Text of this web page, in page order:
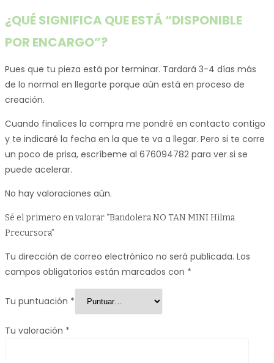
¿QUÉ SIGNIFICA QUE ESTÁ “DISPONIBLE
POR ENCARGO”?
Pues que tu pieza está por terminar. Tardará 3-4 días más
de lo normal en llegarte porque aún está en proceso de
creación.
Cuando finalices la compra me pondré en contacto contigo
y te indicaré la fecha en la que te va a llegar. Pero si te corre
un poco de prisa, escríbeme al 676094782 para ver si se
puede acelerar.
No hay valoraciones aún.
Sé el primero en valorar “Bandolera NO TAN MINI Hilma
Precursora”
Tu dirección de correo electrónico no será publicada. Los
campos obligatorios están marcados con *
Tu puntuación *
Tu valoración *